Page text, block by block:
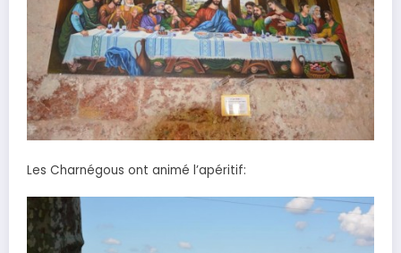
Les Charnégous ont animé l’apéritif: